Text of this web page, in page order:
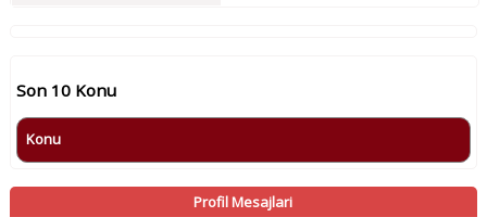
Son 10 Konu
Konu
Profil Mesajlari